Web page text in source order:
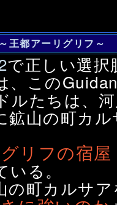
アーリグリフ～
で正しい選択
、この
ルたちは、
鉱山の町カ
リフの宿
る。
の町カルサ